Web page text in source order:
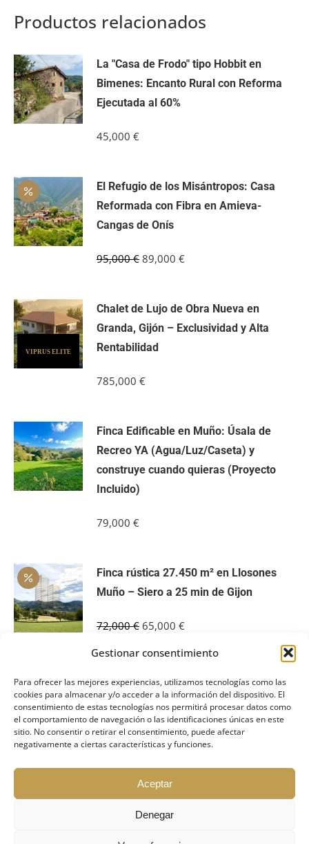
Gestionar consentimiento
Para ofrecer las mejores experiencias, utilizamos tecnologías como las
cookies para almacenar y/o acceder a la información del dispositivo. El
consentimiento de estas tecnologías nos permitirá procesar datos como
el comportamiento de navegación o las identificaciones únicas en este
sitio. No consentir o retirar el consentimiento, puede afectar
negativamente a ciertas características y funciones.
Aceptar
Denegar
Productos relacionados
La "Casa de Frodo" tipo Hobbit en
Bimenes: Encanto Rural con Reforma
Ejecutada al 60%
45,000 €
El Refugio de los Misántropos: Casa
Reformada con Fibra en Amieva-
Cangas de Onís
95,000€ El
era:
95,000 €.
89,000 €El
es:
89,000 €.
VIPRUS ELITE
Chalet de Lujo de Obra Nueva en
Granda, Gijón – Exclusividad y Alta
Rentabilidad
785,000 €
Finca Edificable en Muño: Úsala de
Recreo YA (Agua/Luz/Caseta) y
construye cuando quieras (Proyecto
Incluido)
79,000 €
Finca rústica 27.450 m² en Llosones
Muño – Siero a 25 min de Gijon
72,000€ El
era:
72,000 €.
65,000 €El
es:
65,000 €.
Casa rural asturiana con hórreo, finca y
garaje – La Espina, Salas (Asturias)
210,000€ El
precio
original
era:
189,900 €El
precio
actual
2026 VIPRUS.EU Copyright © Todos los derechos